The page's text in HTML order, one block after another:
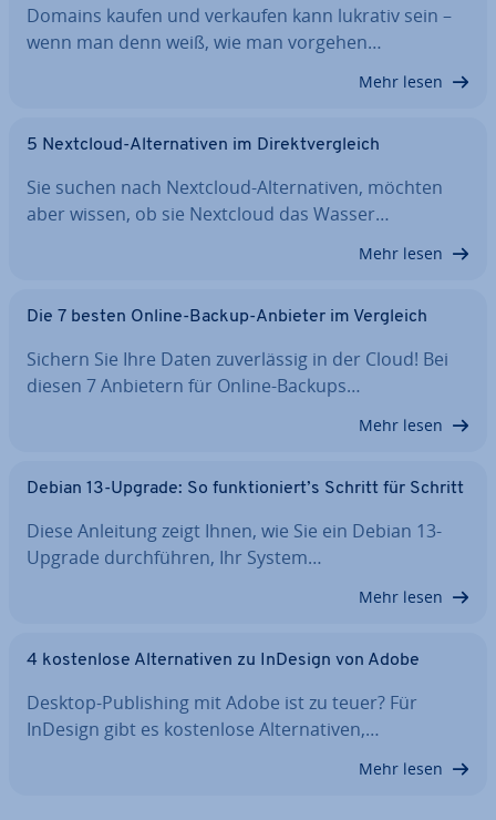
Domains kaufen und verkaufen kann lukrativ sein –
wenn man denn weiß, wie man vorgehen…
Mehr lesen
5 Nextcloud-Al­ter­na­ti­ven im Di­rekt­ver­gleich
Sie suchen nach Nextcloud-Al­ter­na­ti­ven, möchten
aber wissen, ob sie Nextcloud das Wasser…
Mehr lesen
Die 7 besten Online-Backup-Anbieter im Vergleich
Sichern Sie Ihre Daten zu­ver­läs­sig in der Cloud! Bei
diesen 7 Anbietern für Online-Backups…
Mehr lesen
Debian 13-Upgrade: So funk­tio­niert’s Schritt für Schritt
Diese Anleitung zeigt Ihnen, wie Sie ein Debian 13-
Upgrade durch­füh­ren, Ihr System…
Mehr lesen
4 kos­ten­lo­se Al­ter­na­ti­ven zu InDesign von Adobe
Desktop-Pu­bli­shing mit Adobe ist zu teuer? Für
InDesign gibt es kos­ten­lo­se Al­ter­na­ti­ven,…
Mehr lesen